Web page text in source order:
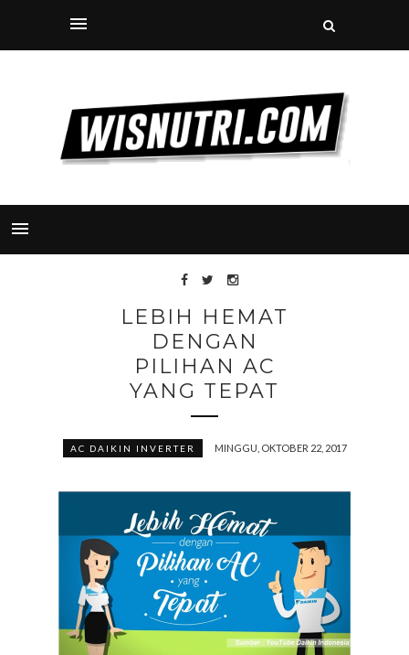
LEBIH HEMAT
DENGAN
PILIHAN AC
YANG TEPAT
AC DAIKIN INVERTER MINGGU, OKTOBER 22, 2017